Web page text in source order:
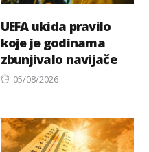
UEFA ukida pravilo
koje je godinama
zbunjivalo navijače
Posted
05/08/2026